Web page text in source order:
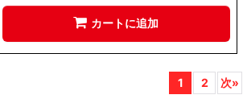
カートに追加
1 2 次»